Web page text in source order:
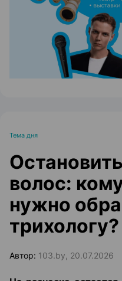
Тема дня
волос:
нужно
трихологу?
Автор: 103.by, 20.07.2026